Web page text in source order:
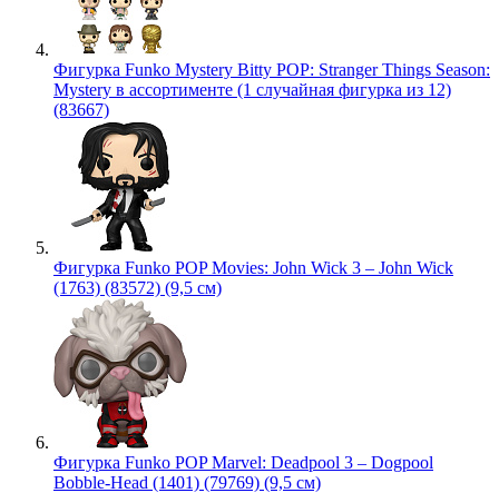
Фигурка Funko Mystery Bitty POP: Stranger Things Season:
Mystery в ассортименте (1 случайная фигурка из 12)
(83667)
Фигурка Funko POP Movies: John Wick 3 – John Wick
(1763) (83572) (9,5 см)
Фигурка Funko POP Marvel: Deadpool 3 – Dogpool
Bobble-Head (1401) (79769) (9,5 см)